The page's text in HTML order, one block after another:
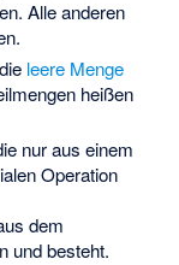
Alle anderen
leere Menge
heißen
nur aus einem
Operation
dem
undbesteht.